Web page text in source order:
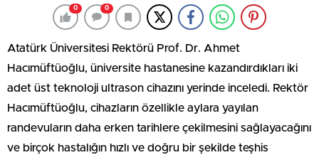
0 0
Atatürk Üniversitesi Rektörü Prof. Dr. Ahmet
Hacımüftüoğlu, üniversite hastanesine kazandırdıkları iki
adet üst teknoloji ultrason cihazını yerinde inceledi. Rektör
Hacımüftüoğlu, cihazların özellikle aylara yayılan
randevuların daha erken tarihlere çekilmesini sağlayacağını
ve birçok hastalığın hızlı ve doğru bir şekilde teşhis